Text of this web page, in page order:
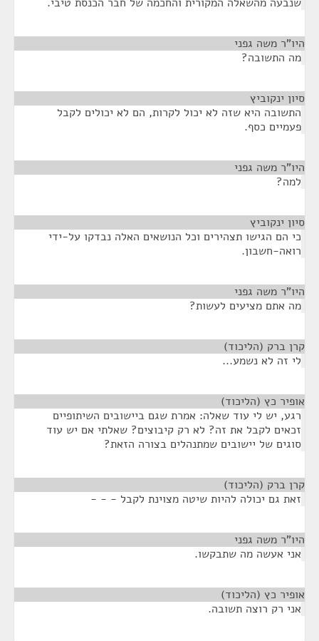
היו"ר משה גפני
מה התשובה?
סיון ינקוביץ
התשובה היא שזה לא יכול לקרות, הם לא יכולים לקבל
פעמיים כסף.
היו"ר משה גפני
למה?
סיון ינקוביץ
כי הם הגישו תצהירים וכל הנושאים האלה נבדקו על-ידי
רואה-חשבון.
היו"ר משה גפני
מה אתם מציעים לעשות?
קרן ברק (הליכוד)
לי זה לא נשמע...
אופיר כץ (הליכוד)
רגע, יש לי עוד שאלה: אמרת שגם ביישובים השיתופיים
זכאים לקבל את זה? לא רק קיבוצים? שאלתי אם יש עוד
סוגים של יישובים שמתנהלים בצורה הזאת?
קרן ברק (הליכוד)
זאת גם יכולה להיות שיטה מצוינת לקבל - - -
היו"ר משה גפני
אני אעשה מה שתבקשו.
אופיר כץ (הליכוד)
אני רק רוצה תשובה.